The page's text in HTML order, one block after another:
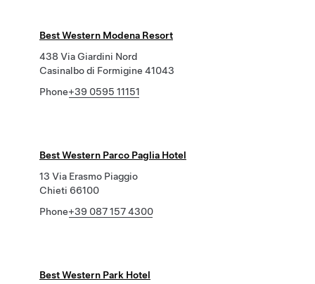
Best Western Modena Resort
438 Via Giardini Nord
Casinalbo di Formigine 41043
Phone+39 0595 11151
Best Western Parco Paglia Hotel
13 Via Erasmo Piaggio
Chieti 66100
Phone+39 087 157 4300
Best Western Park Hotel